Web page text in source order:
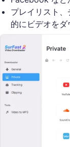
プレイリスト
的にビデオをダ